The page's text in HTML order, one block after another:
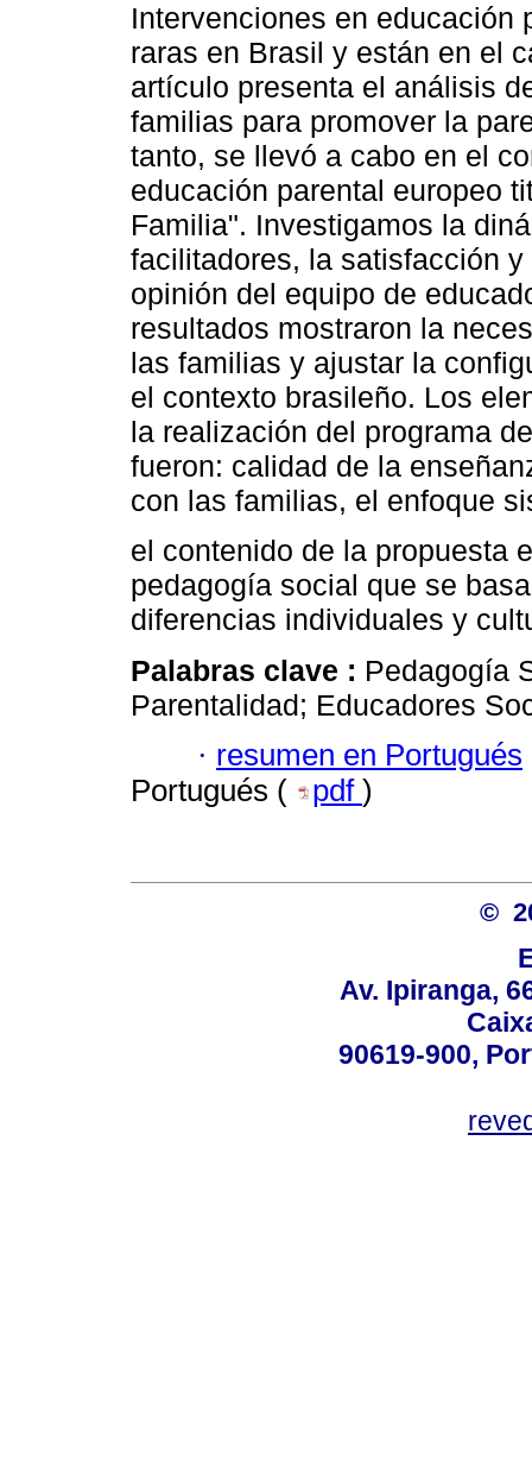
Intervenciones en educación
raras en Brasil y están en el
artículo presenta el análisis
familias para promover la
tanto, se llevó a cabo en el
educación parental europeo
Familia". Investigamos la
facilitadores, la satisfacción
opinión del equipo de
resultados mostraron la
las familias y ajustar la
el contexto brasileño. Los
la realización del programa
fueron: calidad de la
con las familias, el enfoque
el contenido de la propuesta
pedagogía social que se
diferencias individuales y
Palabras clave : Pedagogía
Parentalidad; Educadores
· resumen en Portugués
Portugués (
pdf )
©
Av. Ipiranga,
90619-900,